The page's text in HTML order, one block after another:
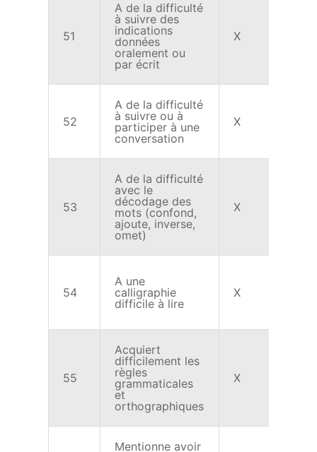
51
A de la difficulté
à suivre des
indications
données
oralement ou
par écrit
X
52
A de la difficulté
à suivre ou à
participer à une
conversation
X
53
A de la difficulté
avec le
décodage des
mots (confond,
ajoute, inverse,
omet)
X
54
A une
calligraphie
difficile à lire
X
55
Acquiert
difficilement les
règles
grammaticales
et
orthographiques
X
Mentionne avoir